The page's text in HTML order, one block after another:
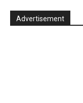
Advertisement